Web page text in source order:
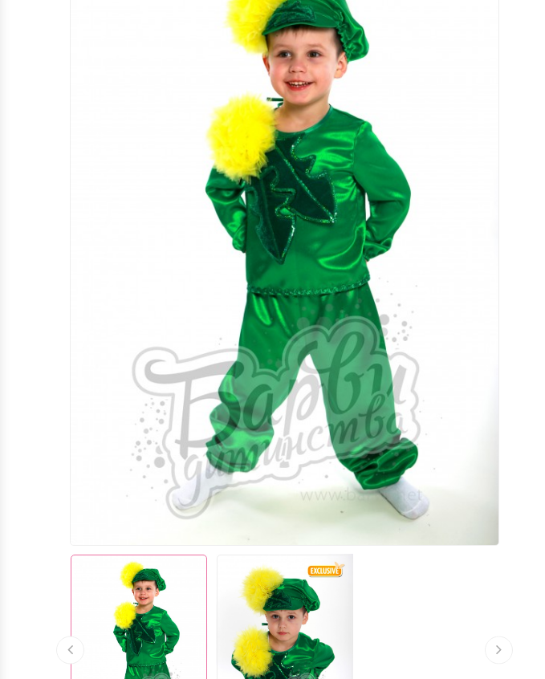
КАРНАВАЛЬНІ КОСТЮМИ КВІТІВ ТА
КАРНАВАЛЬНІ КОСТЮМИ КАЗКОВИХ
ТА МУЛЬТПЕРСОНАЖІВ (М.ЛЬВІВ)
НАЦІОНАЛЬНІ КОСТЮМИ (М.ЛЬВІВ)
КАРНАВАЛЬНІ КОСТЮМИ (М.ЛЬВІВ)
МОРСЬКЕ ЦАРСТВО (М.ЛЬВІВ)
ШКОЛА / СВЯТО "ВЕЛИКДЕНЬ"ТА ІНШІ
КОСТЮМИ ДЖЕНТЕЛЬМЕНІВ,
КОСТЮМИ CТИЛЯГ, КОСТЮМИ